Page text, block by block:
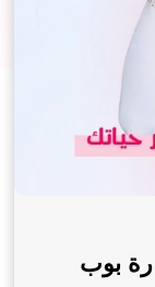
2026 من سارة بوب